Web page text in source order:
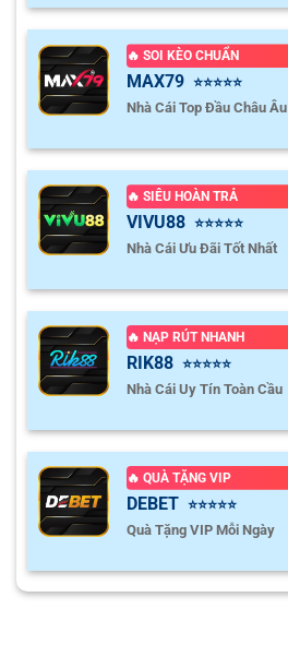
🔥 SOI KÈO CHUẨN
MAX79 ⭐⭐⭐⭐⭐
Nhà Cái Top Đầu Châu Âu
🔥 SIÊU HOÀN TRẢ
VIVU88 ⭐⭐⭐⭐⭐
Nhà Cái Ưu Đãi Tốt Nhất
🔥 NẠP RÚT NHANH
RIK88 ⭐⭐⭐⭐⭐
Nhà Cái Uy Tín Toàn Cầu
🔥 QUÀ TẶNG VIP
DEBET ⭐⭐⭐⭐⭐
Quà Tặng VIP Mỗi Ngày